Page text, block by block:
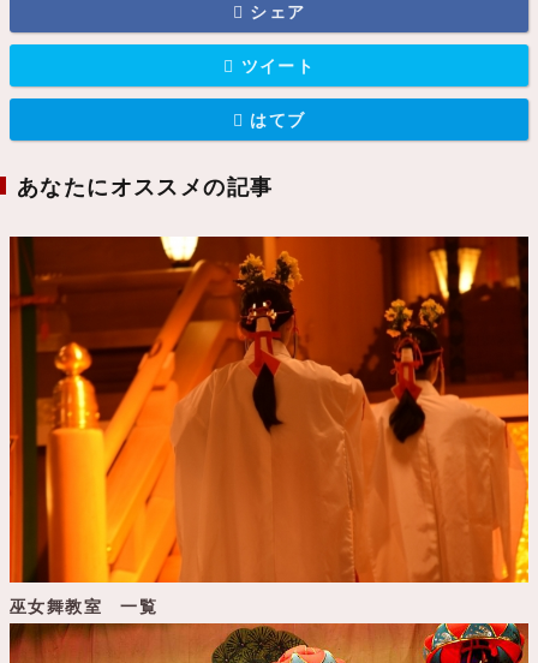
シェア
ツイート
はてブ
あなたにオススメの記事
巫女舞教室 一覧